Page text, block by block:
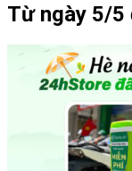
Từ ngày 5/